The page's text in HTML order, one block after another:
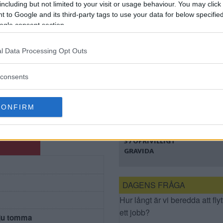
but not limited to your visit or usage behaviour. You may
to Google and its third-party tags to use your data for below
consent section.
Data Processing Opt Outs
Preventivmedelsappen
tomma
HANTERA DE LÅNGA
VÄNTETIDERNA
37 OFRIVILLIGT
GRAVIDA
DAGENS FRÅGA
Hur långt är vi beredda att
ett jobb?